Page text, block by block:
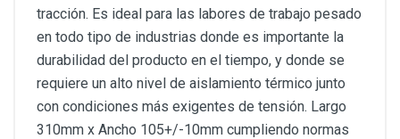
tracción. Es ideal para las labores de trabajo pesado
en todo tipo de industrias donde es importante la
durabilidad del producto en el tiempo, y donde se
requiere un alto nivel de aislamiento térmico junto
con condiciones más exigentes de tensión. Largo
310mm x Ancho 105+/-10mm cumpliendo normas